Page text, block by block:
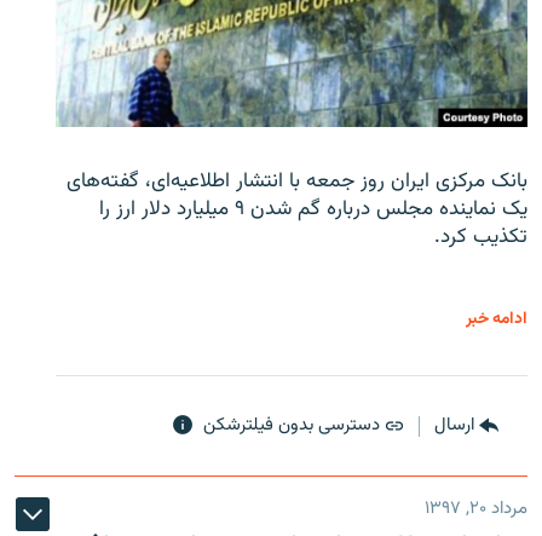
بانک مرکزی ایران روز جمعه با انتشار اطلاعیه‌ای، گفته‌های
یک نماینده مجلس درباره گم شدن ۹ میلیارد دلار ارز را
تکذیب کرد.
ادامه خبر
ارسال دسترسی بدون فیلترشکن
مرداد ۲۰, ۱۳۹۷